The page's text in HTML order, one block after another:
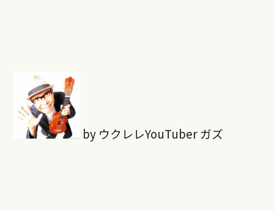
by ウクレレYouTuber ガズ